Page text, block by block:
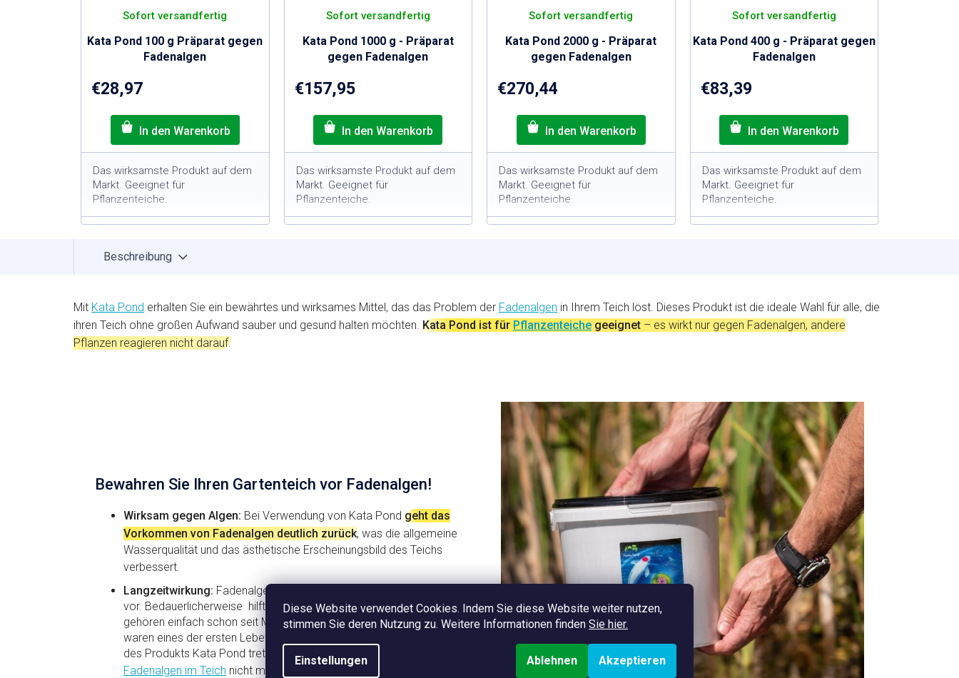
Diese Website verwendet Cookies. Indem Sie diese Website weiter nutzen,
stimmen Sie deren Nutzung zu. Weitere Informationen finden Sie hier.
Einstellungen Ablehnen Akzeptieren
Kata Pond 100 g Präparat gegen
Fadenalgen
Sofort versandfertig
€28,97
Das wirksamste Produkt auf dem
Markt. Geeignet für
Pflanzenteiche.
100-g-Packung = für Teiche
m
Wirkt nur gegen Fadenalgen
Unbedenklich für Fische, Tiere
und Pflanzen
E
Kata Pond 1000 g - Präparat
gegen Fadenalgen
Sofort versandfertig
€157,95
Das wirksamste Produkt auf dem
Markt. Geeignet für
Pflanzenteiche.
1000-g-Packung = für
Wirkt nur gegen Fadenalgen
Unbedenklich für Fische, Tiere
und Pflanzen
E
Kata Pond 2000 g - Präparat
gegen Fadenalgen
Sofort versandfertig
€270,44
Das wirksamste Produkt auf dem
Markt. Geeignet für
Pflanzenteiche.
2000-g-Packung = für
Wirkt nur gegen Fadenalgen
Unbedenklich für Fische, Tiere
und Pflanzen
Kata Pond 400 g - Präparat gegen
Fadenalgen
Sofort versandfertig
€83,39
Das wirksamste Produkt auf dem
Markt. Geeignet für
Pflanzenteiche.
400-g-Packung = für Teiche
Wirkt nur gegen Fadenalgen
Unbedenklich für Fische, Tiere
und Pflanzen
Beschreibung
Mit Kata Pond erhalten Sie ein bewährtes und wirksames Mittel, das das Problem der Fadenalgen in Ihrem Teich löst. Dieses Produkt ist die ideale Wahl für alle, die
ihren Teich ohne großen Aufwand sauber und gesund halten möchten. Kata Pond ist für Pflanzenteiche geeignet – es wirkt nur gegen Fadenalgen, andere
Pflanzen reagieren nicht darauf.
Bewahren Sie Ihren Gartenteich vor Fadenalgen!
Wirksam gegen Algen: Bei Verwendung von Kata Pond geht das
Vorkommen von Fadenalgen deutlich zurück, was die allgemeine
Wasserqualität und das ästhetische Erscheinungsbild des Teichs
verbessert
Langzeitwirkung: Fadenalgen kommen in fast 100 % aller Teiche
vor. Bedauerlicherweise hilft dagegen keine Technik, denn Algen
gehören einfach schon seit Menschengedenken zum Wasser und
waren eines der ersten Lebewesen im Wasser. Bei Verwendung
des Produkts Kata Pond treten die negativen Folgen von
Fadenalgen im Teich nicht mehr auf.